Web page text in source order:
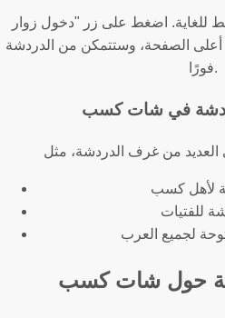
للغاية. اضغط على زر "دخول زوار
الصفحة، وستتمكن من الدردشة
فورًا.
في شات كسب
لأهل كسب
للفتيات
لجميع العرب
حول شات كسب